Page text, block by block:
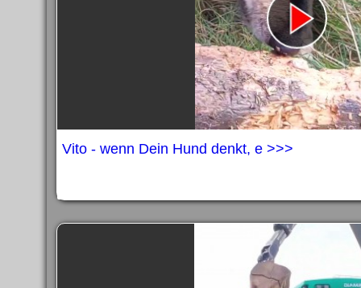
Vito - wenn Dein Hund denkt, e >>>